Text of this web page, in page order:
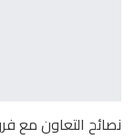
نصائح التعاون مع